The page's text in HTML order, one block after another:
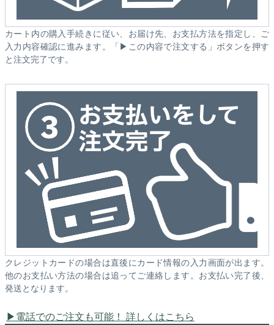
カート内の購入手続きに従い、お届け先、お支払方法を指定し、ご
入力内容確認に進みます。「▶この内容で注文する」ボタンを押す
と注文完了です。
クレジットカードの場合は直後にカード情報の入力画面が出ます。
他のお支払い方法の場合は追ってご連絡します。お支払い完了後、
発送となります。
電話でのご注文も可能！ 詳しくはこちら